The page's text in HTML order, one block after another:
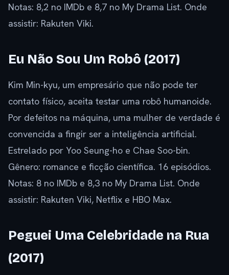
Notas: 8,2 no IMDb e 8,7 no My Drama List. Onde
assistir: Rakuten Viki.
Eu Não Sou Um Robô (2017)
Kim Min-kyu, um empresário que não pode ter
contato físico, aceita testar uma robô humanoide.
Por defeitos na máquina, uma mulher de verdade é
convencida a fingir ser a inteligência artificial.
Estrelado por Yoo Seung-ho e Chae Soo-bin.
Gênero: romance e ficção científica. 16 episódios.
Notas: 8 no IMDb e 8,3 no My Drama List. Onde
assistir: Rakuten Viki, Netflix e HBO Max.
Peguei Uma Celebridade na Rua
(2017)